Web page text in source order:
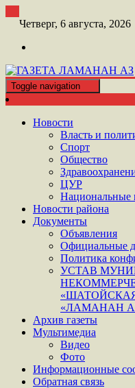
Четверг, 6 августа, 2026
ГАЗЕТА
ШАТОЙСКАЯ ГАЗЕТА
Toggle navigation
Новости
Власть и
Спорт
Общество
ЦУР
Национальные
Новости района
Документы
Объявления
Официальные
Политика
УСТАВ
«ЛАМАНАН
Архив газеты
Мультимедиа
Видео
Фото
Информационные
Обратная связь